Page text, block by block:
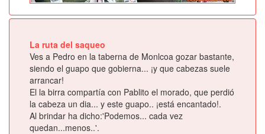
La ruta del saqueo
Ves a Pedro en la taberna de Monlcoa gozar bastante,
siendo el guapo que gobierna... ¡y que cabezas suele
arrancar!
El la birra compartía con Pablito el morado, que perdió
la cabeza un dia... y este guapo.. ¡está encantado!.
Al brindar ha dicho:'Podemos... cada vez
quedan...menos..'.